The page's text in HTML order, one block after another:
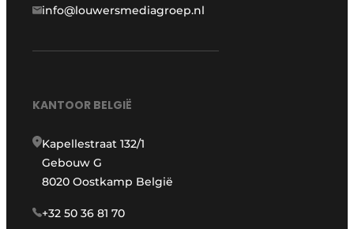
info@louwersmediagroep.nl
KANTOOR BELGIË
Kapellestraat 132/1
Gebouw G
8020 Oostkamp België
+32 50 36 81 70